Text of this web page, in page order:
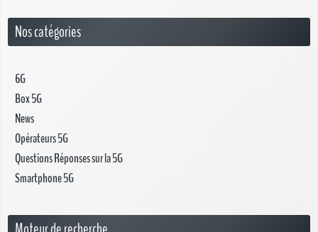
Nos catégories
6G
Box 5G
News
Opérateurs 5G
Questions Réponses sur la 5G
Smartphone 5G